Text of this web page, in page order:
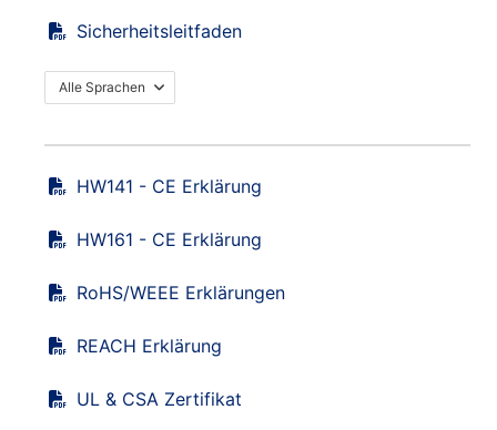
Sicherheitsleitfaden
Alle Sprachen
HW141 - CE Erklärung
HW161 - CE Erklärung
RoHS/WEEE Erklärungen
REACH Erklärung
UL & CSA Zertifikat